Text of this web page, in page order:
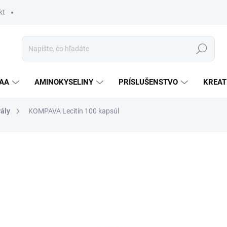
Hľadať
AMINOKYSELINY PRÍSLUŠENSTVO
KOMPAVA Lecitín 100 kapsúl